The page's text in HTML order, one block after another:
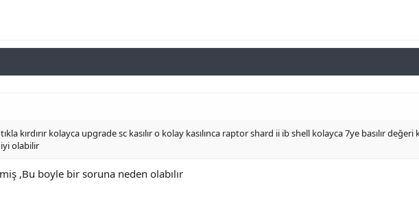
kırdırır kolayca upgrade sc kasılır o kolay kasılınca raptor shard ii ib shell kolayca 7ye basılır
iyi olabilir
,Bu boyle bir soruna neden olabılır